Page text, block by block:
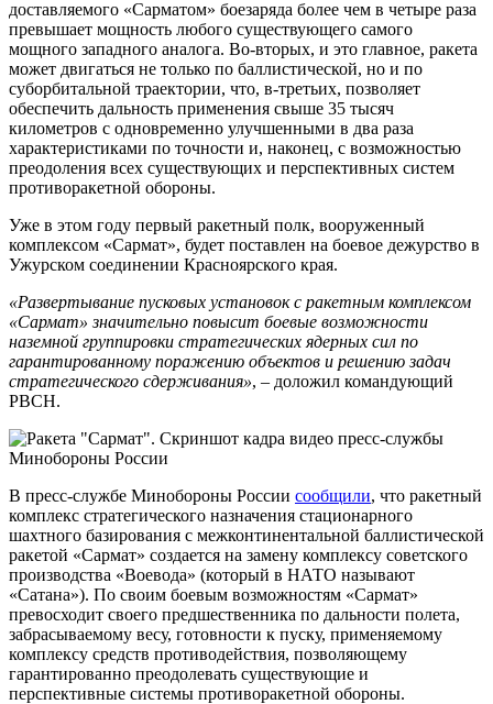
доставляемого «Сарматом» боезаряда более чем в четыре раза
превышает мощность любого существующего самого
мощного западного аналога. Во-вторых, и это главное, ракета
может двигаться не только по баллистической, но и по
суборбитальной траектории, что, в-третьих, позволяет
обеспечить дальность применения свыше 35 тысяч
километров с одновременно улучшенными в два раза
характеристиками по точности и, наконец, с возможностью
преодоления всех существующих и перспективных систем
противоракетной обороны.
Уже в этом году первый ракетный полк, вооруженный
комплексом «Сармат», будет поставлен на боевое дежурство в
Ужурском соединении Красноярского края.
«Развертывание пусковых установок с ракетным комплексом
«Сармат» значительно повысит боевые возможности
наземной группировки стратегических ядерных сил по
гарантированному поражению объектов и решению задач
стратегического сдерживания», – доложил командующий
РВСН.
В пресс-службе Минобороны России сообщили, что ракетный
комплекс стратегического назначения стационарного
шахтного базирования с межконтинентальной баллистической
ракетой «Сармат» создается на замену комплексу советского
производства «Воевода» (который в НАТО называют
«Сатана»). По своим боевым возможностям «Сармат»
превосходит своего предшественника по дальности полета,
забрасываемому весу, готовности к пуску, применяемому
комплексу средств противодействия, позволяющему
гарантированно преодолевать существующие и
перспективные системы противоракетной обороны.